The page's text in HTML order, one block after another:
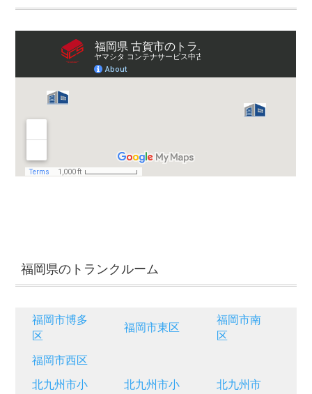
福岡県のトランクルーム
福岡市博多
区
福岡市東区
福岡市南
区
福岡市西区
北九州市小
北九州市小
北九州市